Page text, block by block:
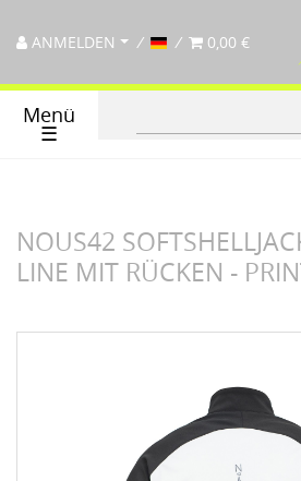
ANMELDEN 0,00 €
Menü
☰
NOUS42
LINE MIT RÜCKEN -